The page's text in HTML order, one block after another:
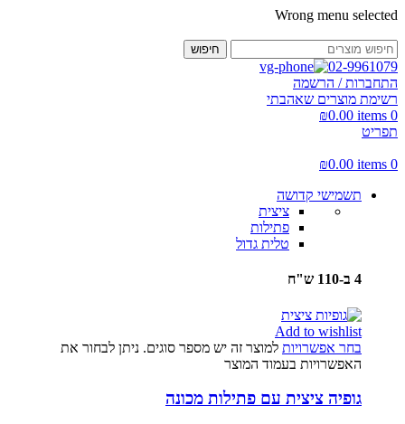
Wrong menu selected
חיפוש
02-9961079
התחברות / הרשמה
רשימת מוצרים שאהבתי
0
items
₪0.00
תפריט
0
items
₪0.00
תשמישי קדושה
ציצית
פתילות
טלית גדול
4 ב-110 ש"ח
Add to wishlist
בחר אפשרויות למוצר זה יש מספר סוגים. ניתן לבחור את
האפשרויות בעמוד המוצר
גופיה ציצית עם פתילות מכונה